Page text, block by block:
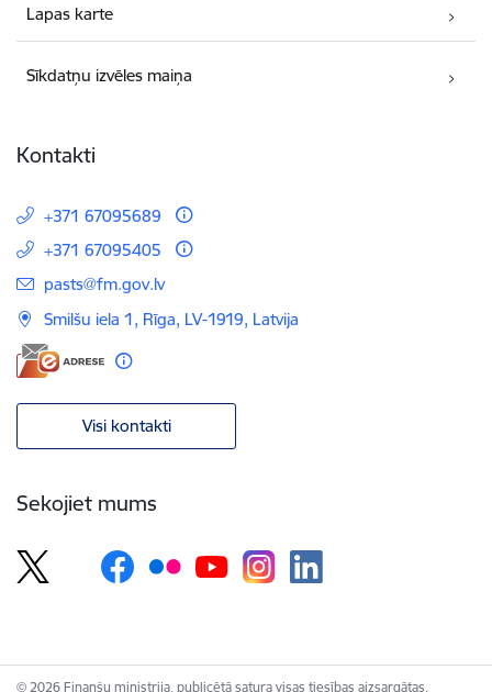
Lapas karte
Sīkdatņu izvēles maiņa
Kontakti
+371 67095689
+371 67095405
E-pasts:
pasts@fm.gov.lv
Smilšu iela 1, Rīga, LV-1919, Latvija
Visi kontakti
Sekojiet mums
© 2026 Finanšu ministrija, publicētā satura visas tiesības aizsargātas.